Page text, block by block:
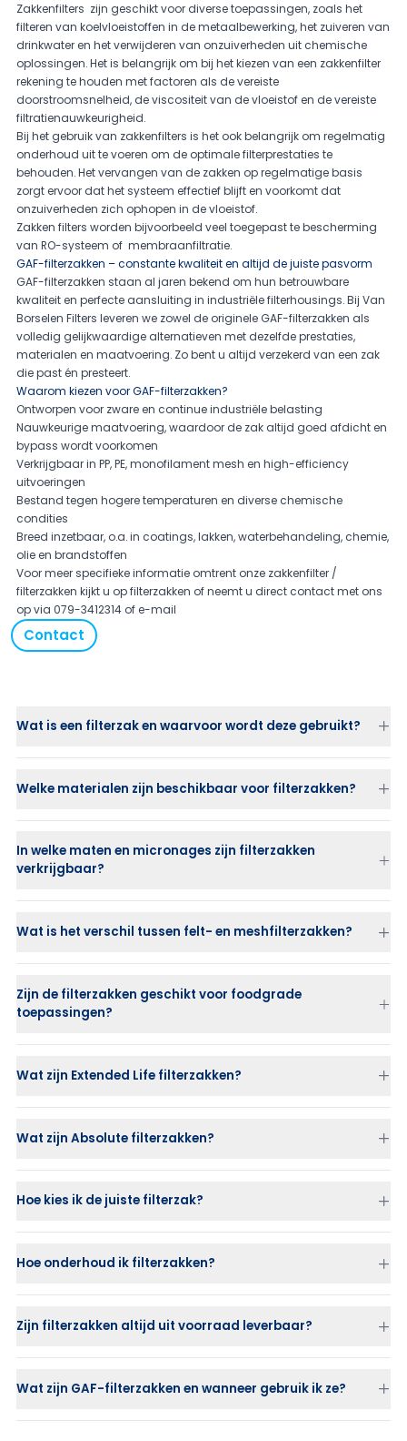
Zakkenfilters zijn geschikt voor diverse toepassingen, zoals het
filteren van koelvloeistoffen in de metaalbewerking, het zuiveren van
drinkwater en het verwijderen van onzuiverheden uit chemische
oplossingen. Het is belangrijk om bij het kiezen van een zakkenfilter
rekening te houden met factoren als de vereiste
doorstroomsnelheid, de viscositeit van de vloeistof en de vereiste
filtratienauwkeurigheid.
Bij het gebruik van zakkenfilters is het ook belangrijk om regelmatig
onderhoud uit te voeren om de optimale filterprestaties te
behouden. Het vervangen van de zakken op regelmatige basis
zorgt ervoor dat het systeem effectief blijft en voorkomt dat
onzuiverheden zich ophopen in de vloeistof.
Zakken filters worden bijvoorbeeld veel toegepast te bescherming
van RO-systeem of membraanfiltratie.
GAF-filterzakken – constante kwaliteit en altijd de juiste pasvorm
GAF-filterzakken staan al jaren bekend om hun betrouwbare
kwaliteit en perfecte aansluiting in industriële filterhousings. Bij Van
Borselen Filters leveren we zowel de originele GAF-filterzakken als
volledig gelijkwaardige alternatieven met dezelfde prestaties,
materialen en maatvoering. Zo bent u altijd verzekerd van een zak
die past én presteert.
Waarom kiezen voor GAF-filterzakken?
Ontworpen voor zware en continue industriële belasting
Nauwkeurige maatvoering, waardoor de zak altijd goed afdicht en
bypass wordt voorkomen
Verkrijgbaar in PP, PE, monofilament mesh en high-efficiency
uitvoeringen
Bestand tegen hogere temperaturen en diverse chemische
condities
Breed inzetbaar, o.a. in coatings, lakken, waterbehandeling, chemie,
olie en brandstoffen
Voor meer specifieke informatie omtrent onze zakkenfilter /
filterzakken kijkt u op filterzakken of neemt u direct contact met ons
op via 079-3412314 ofe-mail
Contact
Wat is een filterzak en waarvoor wordt deze gebruikt?
Welke materialen zijn beschikbaar voor filterzakken?
In welke maten en micronages zijn filterzakken
verkrijgbaar?
Wat is het verschil tussen felt- en meshfilterzakken?
Felt (naaldvilt): biedt dieptefiltratie met hoge
Mesh (monofilament of multifilament gaas): zorgt voor
oppervlaktefiltratie en is herbruikbaar.
Zijn de filterzakken geschikt voor foodgrade
toepassingen?
Wat zijn Extended Life filterzakken?
Wat zijn Absolute filterzakken?
Hoe kies ik de juiste filterzak?
Hoe onderhoud ik filterzakken?
Zijn filterzakken altijd uit voorraad leverbaar?
Wat zijn GAF-filterzakken en wanneer gebruik ik ze?